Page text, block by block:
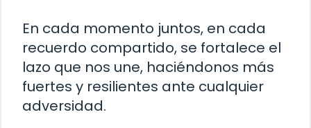
En cada momento juntos, en cada
recuerdo compartido, se fortalece el
lazo que nos une, haciéndonos más
fuertes y resilientes ante cualquier
adversidad.